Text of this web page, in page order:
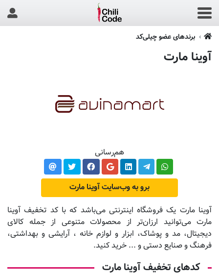
برندهای عضو چیلی‌کد
آوینا مارت
هم‌رسانی
برو به وب‌سایت آوینا مارت
آوینا مارت یک فروشگاه اینترنتی می‌باشد که با کد تخفیف آوینا
مارت می‌توانید ارزان‌تر از محصولات متنوعی از جمله کالای
دیجیتال، مد و پوشاک، ابزار و لوازم خانه ، آرایشی و بهداشتی،
فرهنگ و صنایع دستی و ... خرید کنید.
کدهای تخفیف آوینا مارت